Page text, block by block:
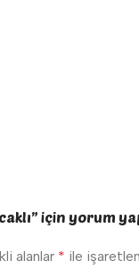
için yorum
alanlar * ile